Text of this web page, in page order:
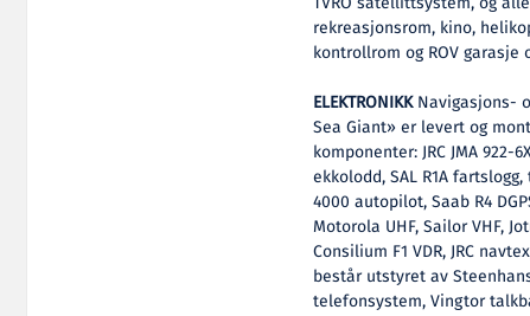
rekreasjonsrom, kino,
kontrollrom og ROV
ELEKTRONIKKNavigasjons-
Sea Giant» er levert og
komponenter: JRC JMA 922-
ekkolodd, SAL R1A
4000 autopilot, Saab R4
Motorola UHF, Sailor VHF,
Consilium F1 VDR, JRC
består utstyret av
telefonsystem, Vingtor